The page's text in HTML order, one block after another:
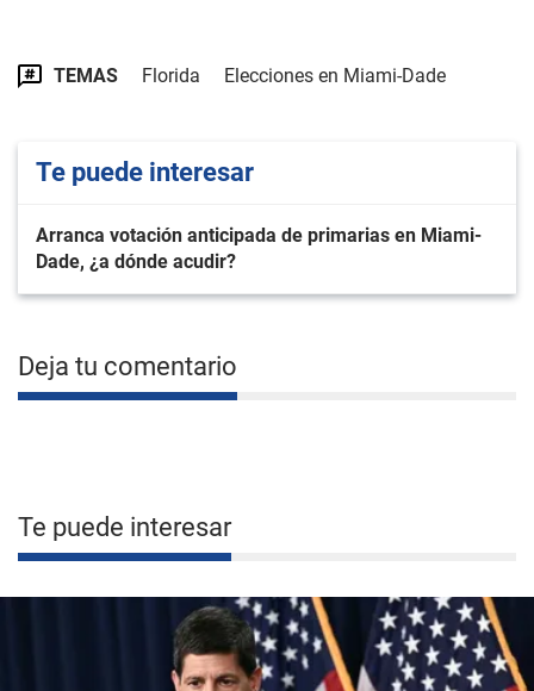
TEMAS Florida Elecciones en Miami-Dade
Te puede interesar
Arranca votación anticipada de primarias en Miami-
Dade, ¿a dónde acudir?
Deja tu comentario
Te puede interesar